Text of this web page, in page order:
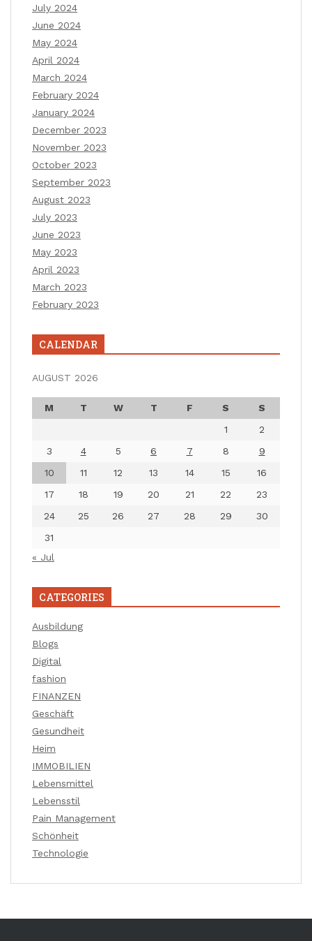
July 2024
June 2024
May 2024
April 2024
March 2024
February 2024
January 2024
December 2023
November 2023
October 2023
September 2023
August 2023
July 2023
June 2023
May 2023
April 2023
March 2023
February 2023
CALENDAR
AUGUST 2026
M T W T F S
S
1
2
3
4 5 6 7 8
9
10
11 12 13 14 15
16
17
18 19 20 21 22
23
24
25 26 27 28 29
30
31
« Jul
CATEGORIES
Ausbildung
Blogs
Digital
fashion
FINANZEN
Geschäft
Gesundheit
Heim
IMMOBILIEN
Lebensmittel
Lebensstil
Pain Management
Schönheit
Technologie